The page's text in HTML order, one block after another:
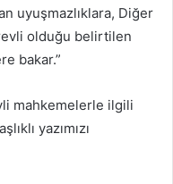
uyuşmazlıklara, Diğer
olduğu belirtilen
bakar.”
mahkemelerle ilgili
yazımızı